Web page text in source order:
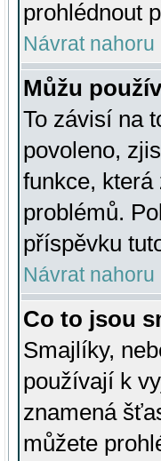
prohlédnout
Návrat nahoru
Můžu
To závisí na
povoleno,
funkce,
problémů.
příspěvku
Návrat nahoru
Co to jsou
Smajlíky,
používají k
znamená
můžete